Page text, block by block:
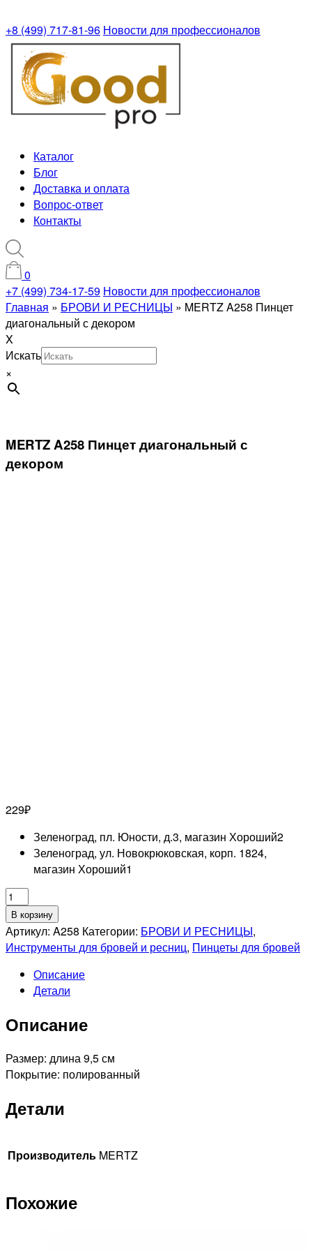
+8 (499) 717-81-96 Новости для профессионалов
Каталог
Блог
Доставка и оплата
Вопрос-ответ
Контакты
0
+7 (499) 734-17-59 Новости для профессионалов
Главная » БРОВИ И РЕСНИЦЫ » MERTZ A258 Пинцет
диагональный с декором
X
Искать
×
MERTZ A258 Пинцет диагональный с
декором
229₽
Зеленоград, пл. Юности, д.3, магазин Хороший2
Зеленоград, ул. Новокрюковская, корп. 1824,
магазин Хороший1
Количество
товара
MERTZ
A258
диагональный
В корзину
Артикул: A258 Категории: БРОВИ И РЕСНИЦЫ,
Инструменты для бровей и ресниц, Пинцеты для бровей
Описание
Детали
Описание
Размер: длина 9,5 см
Покрытие: полированный
Детали
Производитель MERTZ
Похожие